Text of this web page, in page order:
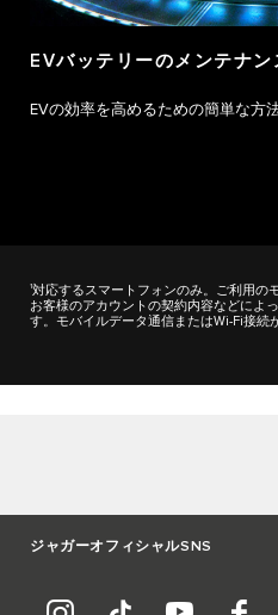
EVバッテリーのメンテナン
EVの効率を高めるための簡単な方
1対応するスマートフォンのみ。ご利用の
お客様のアカウントの契約内容などによ
す。モバイルデータ通信またはWi-Fi接続
ジャガーオフィシャルSNS